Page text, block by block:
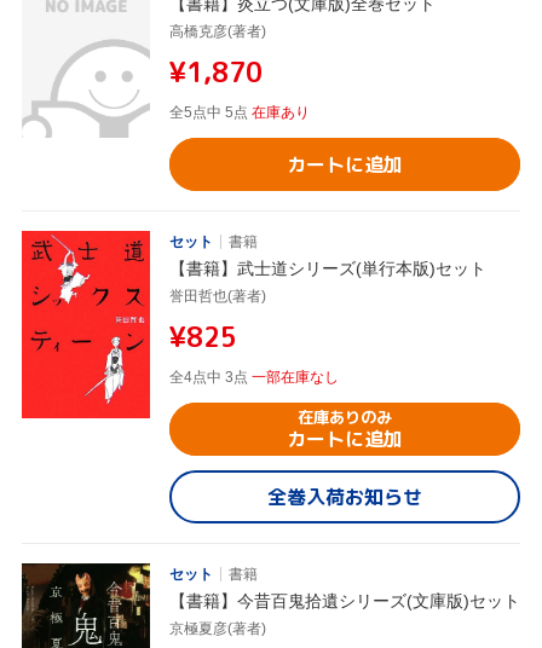
高橋克彦(著者)
¥1,870
全5点中 5点 在庫あり
カートに追加
セット 書籍
【書籍】武士道シリーズ(単行本版)セット
誉田哲也(著者)
¥825
全4点中 3点 一部在庫なし
在庫ありのみ
カートに追加
全巻入荷お知らせ
セット 書籍
【書籍】今昔百鬼拾遺シリーズ(文庫版)セット
京極夏彦(著者)